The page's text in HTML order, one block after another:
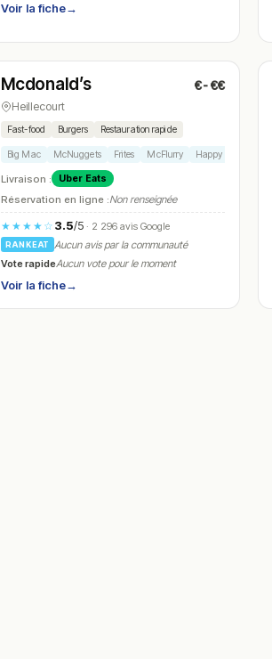
Voir la fiche→
N° 7
Ouvert(10:30 – 23:00)
Mcdonald’s €-€€
Heillecourt
Fast-food Burgers Restauration rapide
Big Mac McNuggets Frites McFlurry Happy Meal
Livraison : Uber Eats
Réservation en ligne :Non renseignée
★★★★☆ 3.5/5· 2 296 avis Google
RANKEAT
Aucun avis par la communauté
Vote rapideAucun vote pour le moment
Voir la fiche→